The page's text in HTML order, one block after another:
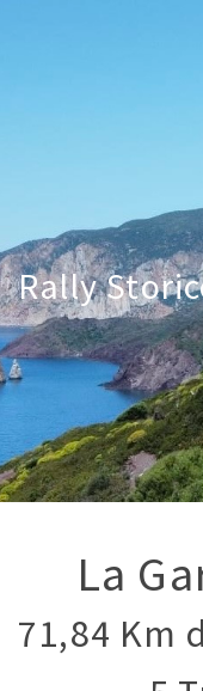
Rally
La
71,84 Km